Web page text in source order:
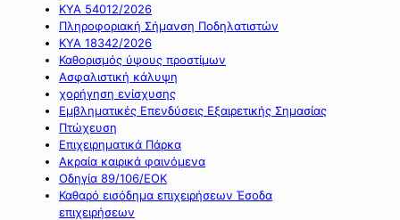
ΚΥΑ 54012/2026
Πληροφοριακή Σήμανση Ποδηλατιστών
ΚΥΑ 18342/2026
Καθορισμός ύψους προστίμων
Ασφαλιστική κάλυψη
χορήγηση ενίσχυσης
Εμβληματικές Επενδύσεις Εξαιρετικής Σημασίας
Πτώχευση
Επιχειρηματικά Πάρκα
Ακραία καιρικά φαινόμενα
Οδηγία 89/106/ΕΟΚ
Καθαρό εισόδημα επιχειρήσεων Έσοδα
επιχειρήσεων